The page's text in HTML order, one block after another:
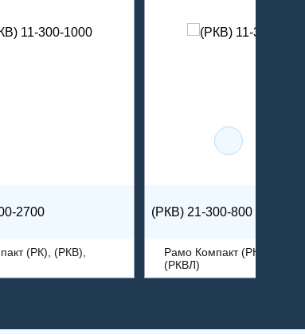
2700
(РК), (РКВ),
(РКВ) 21-300-800
Рамо Компакт (РК), (РКВ),
(РКВЛ)